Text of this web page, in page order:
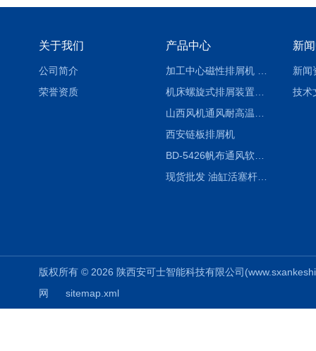
关于我们
公司简介
荣誉资质
产品中心
西安链板排屑机
BD-5426帆布通风软连接水泥布袋陕西生产厂家
现货批发 油缸活塞杆圆形保护套
新
新闻
技术
版权所有 © 2026 陕西安可士智能科技有限公司
网
sitemap.xml